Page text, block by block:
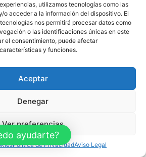
utilizamos tecnologías como las
o acceder a la información del dispositivo. El
nos permitirá procesar datos como
o las identificaciones únicas en este
el consentimiento, puede afectar
y funciones.
Aceptar
Denegar
Ver preferencias
Política de PrivacidadAviso Legal
ayudarte?